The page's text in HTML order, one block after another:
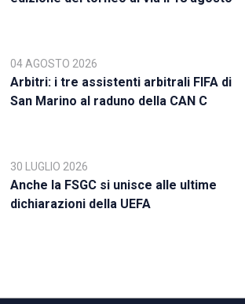
04 AGOSTO 2026
Arbitri: i tre assistenti arbitrali FIFA di
San Marino al raduno della CAN C
30 LUGLIO 2026
Anche la FSGC si unisce alle ultime
dichiarazioni della UEFA